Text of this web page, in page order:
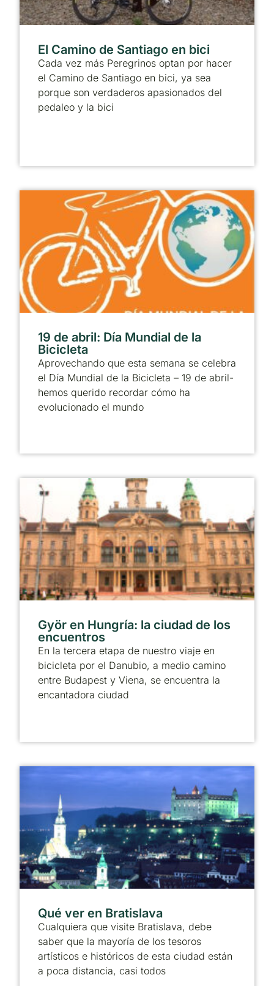
El Camino de Santiago en bici
Cada vez más Peregrinos optan por hacer
el Camino de Santiago en bici, ya sea
porque son verdaderos apasionados del
pedaleo y la bici
19 de abril: Día Mundial de la
Bicicleta
Aprovechando que esta semana se celebra
el Día Mundial de la Bicicleta – 19 de abril-
hemos querido recordar cómo ha
evolucionado el mundo
Györ en Hungría: la ciudad de los
encuentros
En la tercera etapa de nuestro viaje en
bicicleta por el Danubio, a medio camino
entre Budapest y Viena, se encuentra la
encantadora ciudad
Qué ver en Bratislava
Cualquiera que visite Bratislava, debe
saber que la mayoría de los tesoros
artísticos e históricos de esta ciudad están
a poca distancia, casi todos